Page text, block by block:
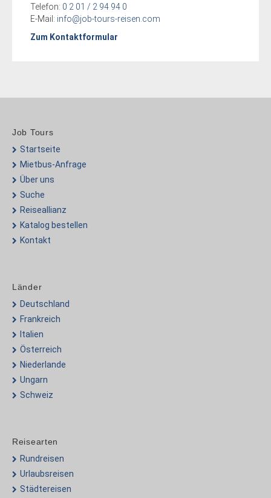
Telefon: 0 2 01 / 2 94 94 0
E-Mail: info@job-tours-reisen.com
Zum Kontaktformular
Job Tours
Startseite
Mietbus-Anfrage
Über uns
Suche
Reiseallianz
Katalog bestellen
Kontakt
Länder
Deutschland
Frankreich
Italien
Österreich
Niederlande
Ungarn
Schweiz
Reisearten
Rundreisen
Urlaubsreisen
Städtereisen